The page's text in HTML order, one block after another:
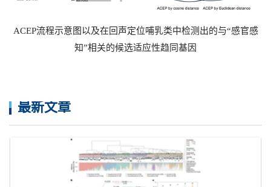
ACEP流程示意图以及在回声定位哺乳类中检测出的与“感官感
知”相关的候选适应性趋同基因
最新文章